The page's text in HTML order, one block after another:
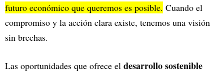
futuro económico que queremos es posible. Cuando el
compromiso y la acción clara existe, tenemos una visión
sin brechas.
Las oportunidades que ofrece el desarrollo sostenible